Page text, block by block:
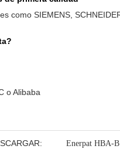
como SIEMENS,
o Alibaba
Enerpat HBA-